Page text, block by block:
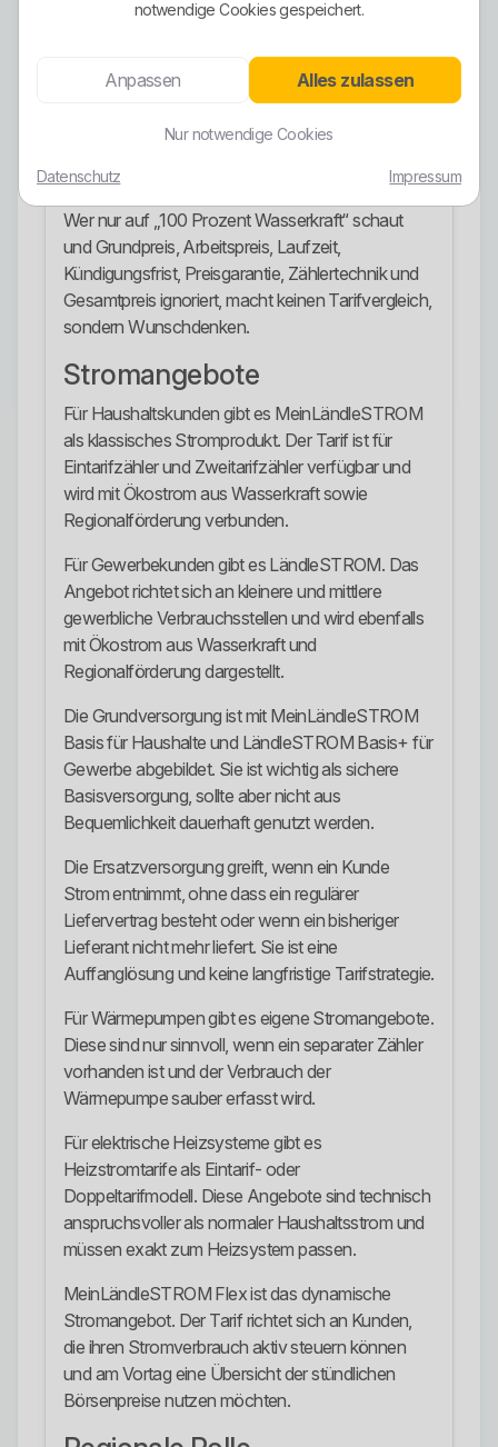
Bedeutung erneuerbarer Energien und
Herkunftsnachweise im Strommix. Für Kunden, die
Wert auf nachhaltigen Strom legen, ist das ein
Wer nur auf „100 Prozent Wasserkraft“ schaut
und Grundpreis, Arbeitspreis, Laufzeit,
Kündigungsfrist, Preisgarantie, Zählertechnik und
Gesamtpreis ignoriert, macht keinen Tarifvergleich,
sondern Wunschdenken.
Stromangebote
Für Haushaltskunden gibt es MeinLändleSTROM
als klassisches Stromprodukt. Der Tarif ist für
Eintarifzähler und Zweitarifzähler verfügbar und
wird mit Ökostrom aus Wasserkraft sowie
Regionalförderung verbunden.
Für Gewerbekunden gibt es LändleSTROM. Das
Angebot richtet sich an kleinere und mittlere
gewerbliche Verbrauchsstellen und wird ebenfalls
mit Ökostrom aus Wasserkraft und
Regionalförderung dargestellt.
Die Grundversorgung ist mit MeinLändleSTROM
Basis für Haushalte und LändleSTROM Basis+ für
Gewerbe abgebildet. Sie ist wichtig als sichere
Basisversorgung, sollte aber nicht aus
Bequemlichkeit dauerhaft genutzt werden.
Die Ersatzversorgung greift, wenn ein Kunde
Strom entnimmt, ohne dass ein regulärer
Liefervertrag besteht oder wenn ein bisheriger
Lieferant nicht mehr liefert. Sie ist eine
Auffanglösung und keine langfristige Tarifstrategie.
Für Wärmepumpen gibt es eigene Stromangebote.
Diese sind nur sinnvoll, wenn ein separater Zähler
vorhanden ist und der Verbrauch der
Wärmepumpe sauber erfasst wird.
Für elektrische Heizsysteme gibt es
Heizstromtarife als Eintarif- oder
Doppeltarifmodell. Diese Angebote sind technisch
anspruchsvoller als normaler Haushaltsstrom und
müssen exakt zum Heizsystem passen.
MeinLändleSTROM Flex ist das dynamische
Stromangebot. Der Tarif richtet sich an Kunden,
die ihren Stromverbrauch aktiv steuern können
und am Vortag eine Übersicht der stündlichen
Börsenpreise nutzen möchten.
notwendige Cookies gespeichert.
Anpassen Alles zulassen
Nur notwendige Cookies
Datenschutz Impressum